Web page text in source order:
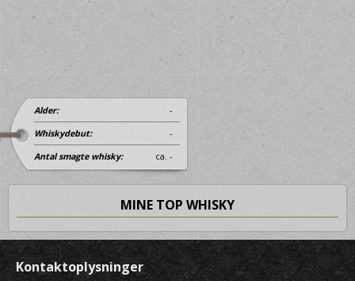
Alder: -
Whiskydebut: -
Antal smagte whisky: ca. -
MINE TOP WHISKY
Kontaktoplysninger